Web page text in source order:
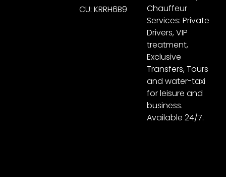
Chauffeur
Services: Private
Drivers, VIP
treatment,
Exclusive
Transfers, Tours
and water-taxi
for leisure and
business.
Available 24/7.
CU: KRRH6B9